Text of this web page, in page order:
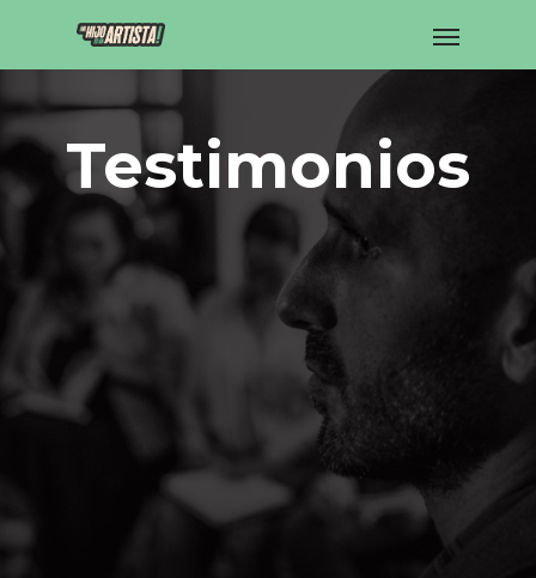
Testimonios